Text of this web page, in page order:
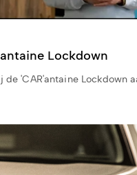
Lockdown
de 'CAR'antaine Lockdown